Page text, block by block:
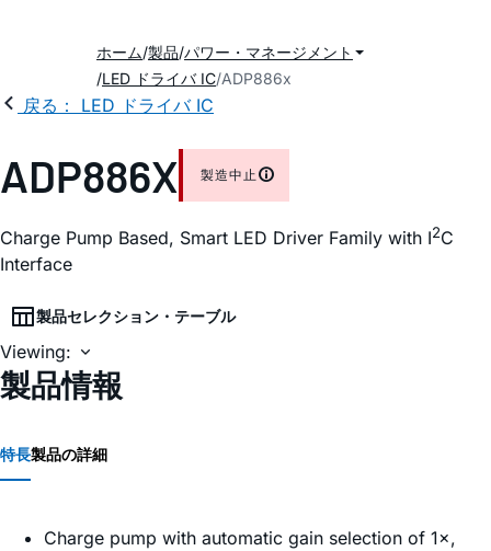
ホーム 製品 パワー・マネージメント
LED ドライバ IC ADP886x
戻る： LED ドライバ IC
ADP886X 製造中止
Charge Pump Based, Smart LED Driver Family with I2C
Interface
製品セレクション・テーブル
Viewing:
製品情報
特長製品の詳細
Charge pump with automatic gain selection of 1×,